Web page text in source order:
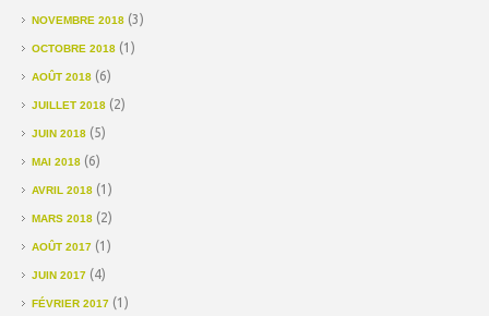
NOVEMBRE 2018 (3)
OCTOBRE 2018 (1)
AOÛT 2018 (6)
JUILLET 2018 (2)
JUIN 2018 (5)
MAI 2018 (6)
AVRIL 2018 (1)
MARS 2018 (2)
AOÛT 2017 (1)
JUIN 2017 (4)
FÉVRIER 2017 (1)